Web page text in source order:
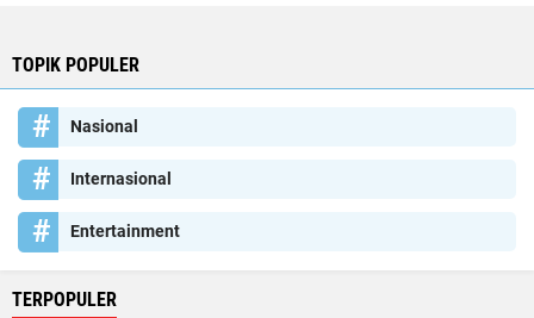
TOPIK POPULER
Nasional
Internasional
Entertainment
TERPOPULER